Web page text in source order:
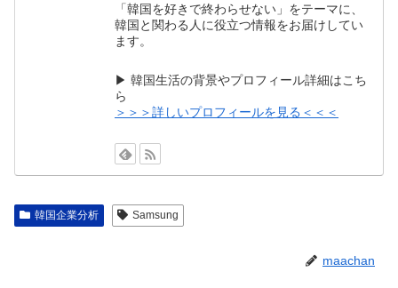
「韓国を好きで終わらせない」をテーマに、
韓国と関わる人に役立つ情報をお届けしてい
ます。
▶ 韓国生活の背景やプロフィール詳細はこち
ら
＞＞＞詳しいプロフィールを見る＜＜＜
韓国企業分析 Samsung
maachan